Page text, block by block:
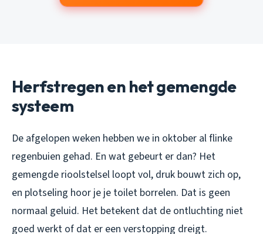
Herfstregen en het gemengde
systeem
De afgelopen weken hebben we in oktober al flinke
regenbuien gehad. En wat gebeurt er dan? Het
gemengde rioolstelsel loopt vol, druk bouwt zich op,
en plotseling hoor je je toilet borrelen. Dat is geen
normaal geluid. Het betekent dat de ontluchting niet
goed werkt of dat er een verstopping dreigt.